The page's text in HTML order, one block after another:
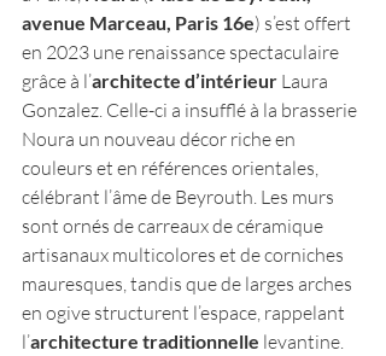
avenue Marceau, Paris 16e) s’est offert
en 2023 une renaissance spectaculaire
grâce à l’architecte d’intérieur Laura
Gonzalez. Celle-ci a insufflé à la brasserie
Noura un nouveau décor riche en
couleurs et en références orientales,
célébrant l’âme de Beyrouth. Les murs
sont ornés de carreaux de céramique
artisanaux multicolores et de corniches
mauresques, tandis que de larges arches
en ogive structurent l’espace, rappelant
l’architecture traditionnelle levantine​.